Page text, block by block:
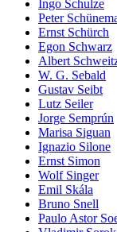
Ingo Schulze
Peter
Ernst Schürch
Egon Schwarz
Albert
W. G. Sebald
Gustav Seibt
Lutz Seiler
Jorge Semprún
Marisa Siguan
Ignazio Silone
Ernst Simon
Wolf Singer
Emil Skála
Bruno Snell
Paulo Astor